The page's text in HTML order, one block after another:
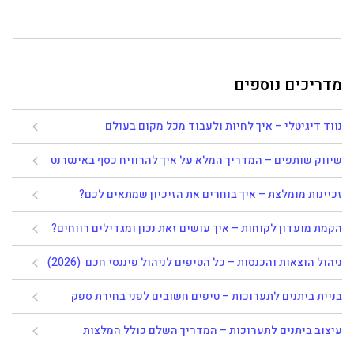
מדריכים נוספים
נווד דיגיטלי – איך לחיות ולעבוד מכל מקום בעולם
שיווק שותפים – המדריך המלא על איך להרוויח כסף באינטרנט
זכיינות מומלצת – איך בוחרים את הזיכיון שמתאים לכם?
הקמת מועדון לקוחות – איך עושים זאת נכון ומגדילים רווחים?
ניהול הוצאות והכנסות – כל הטיפים לניהול פיננסי חכם (2026)
בניית ביתנים לתערוכות – טיפים חשובים לפני בחירת ספק
עיצוב ביתנים לתערוכות – המדריך השלם כולל המלצות